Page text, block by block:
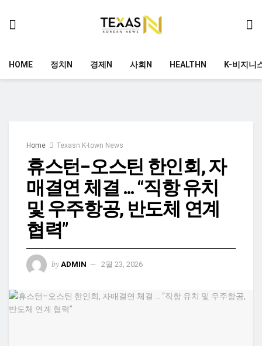
HOME 정치N 경제N 사회N HEALTHN K-비지니
Home Texasn K-town News
휴스턴–오스틴 한인회, 자
매결연 체결 … “직항 유치
및 우주항공, 반도체 연계
협력”
by ADMIN 2월 23, 2026